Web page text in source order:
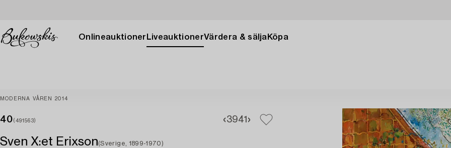
Onlineauktioner LiveauktionerVärdera & sälja Köpa
MODERNA VÅREN 2014
40 (491563) 3941
Sven X:et Erixson(Sverige, 1899-1970)